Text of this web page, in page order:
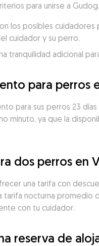
para unirse a
los posibles
cuidador y su perro.
tranquilidad adicional
para perros
para sus perros 23
minuto, ya que la
dos perros en
una tarifa con
nocturna promedio
con tu cuidador.
reserva de